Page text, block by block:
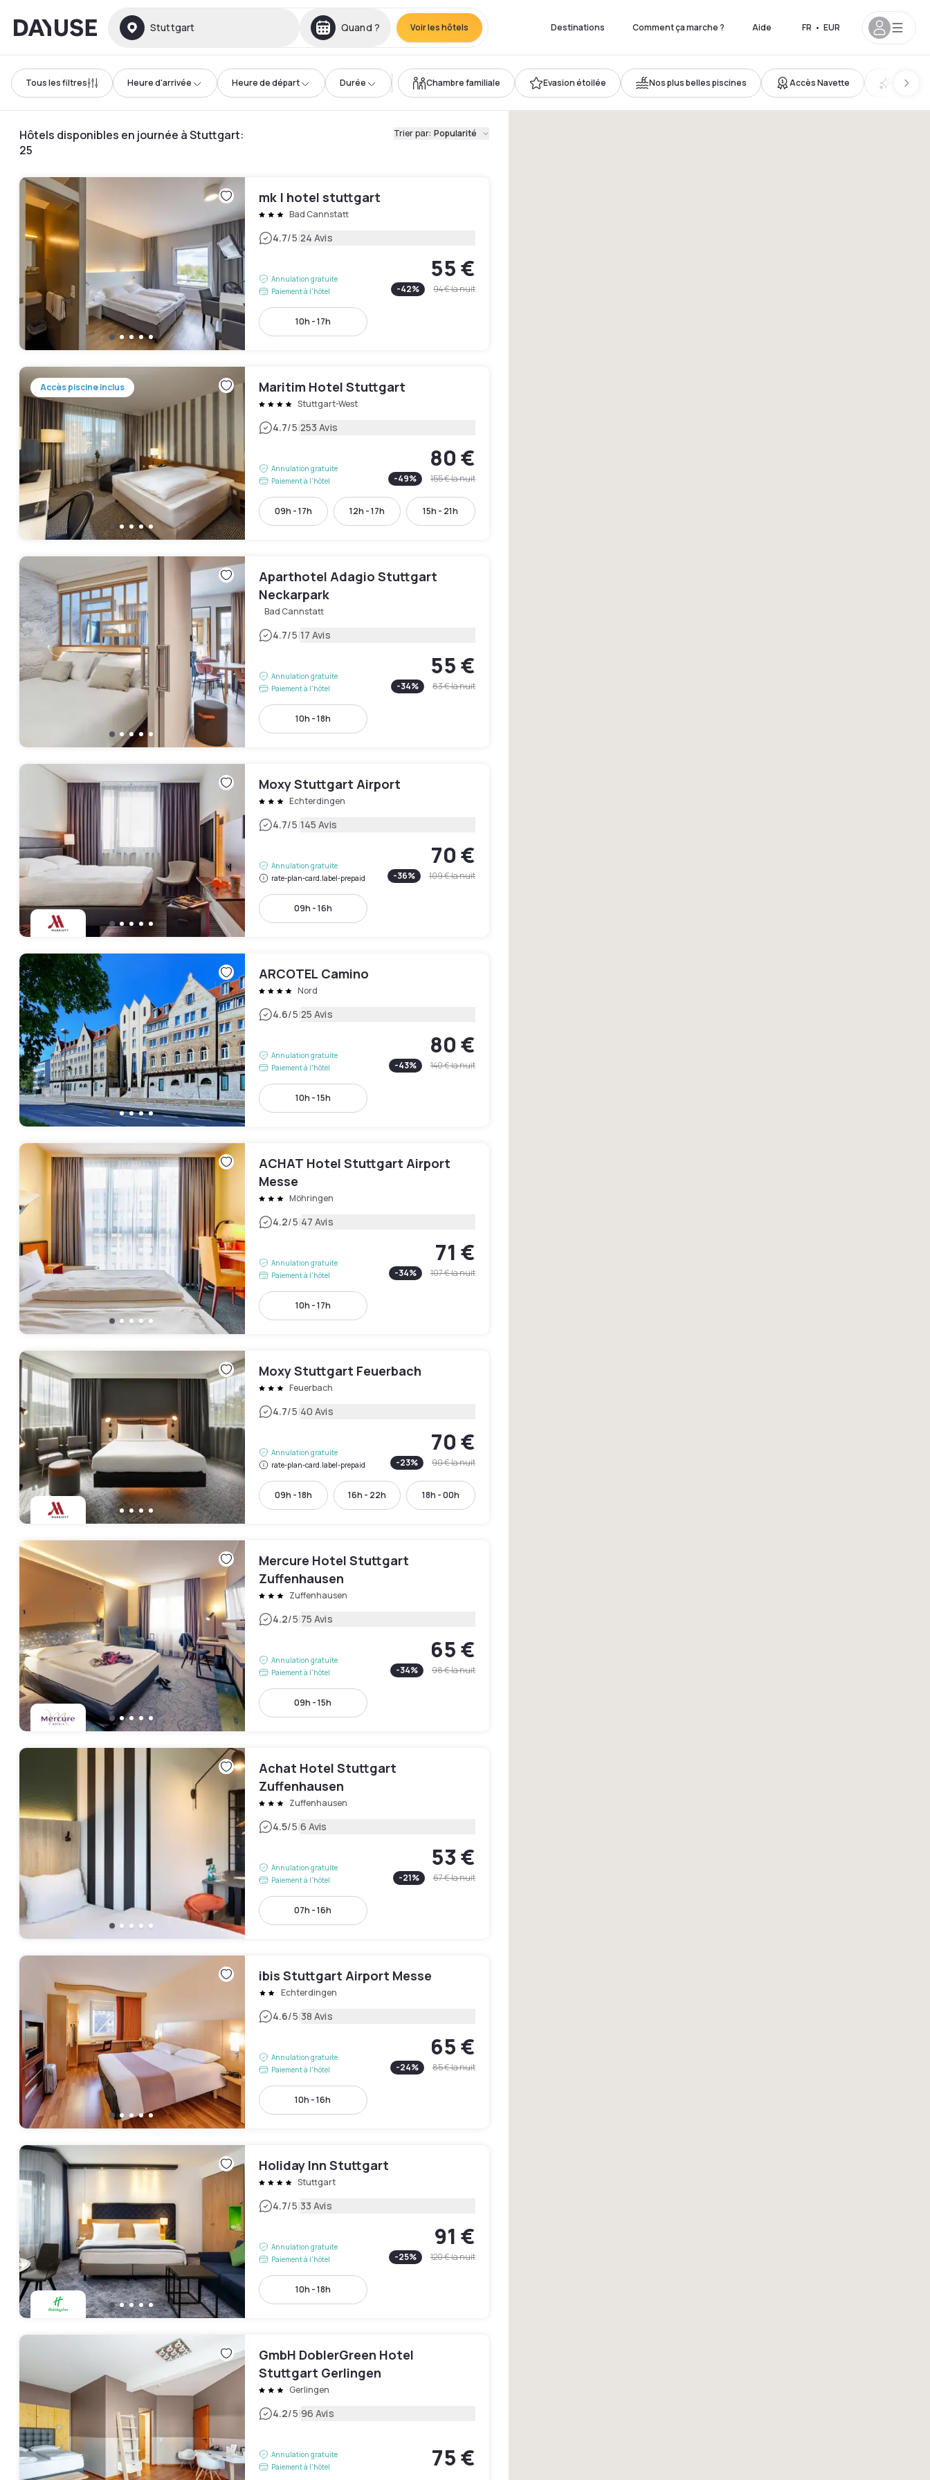
Dayuse Stuttgart Quand ? Voir les hôtels Destinations Comment ça marche ? Aide FR • EUR
Tous les filtres Heure d'arrivée Heure de départ Durée Chambre familiale Evasion étoilée Nos plus belles piscines Accès Navette
Hôtels disponibles en journée à Stuttgart:
25
Trier par: Popularité
mk | hotel stuttgart
Bad Cannstatt
4.7/5|24 Avis
Annulation gratuite
Paiement à l'hôtel
55 €
-42% 94 €la nuit
10h - 17h
Accès piscine inclus Maritim Hotel Stuttgart
Stuttgart-West
4.7/5|253 Avis
Annulation gratuite
Paiement à l'hôtel
80 €
-49% 155 €la nuit
09h - 17h 12h - 17h 15h - 21h
Aparthotel Adagio Stuttgart
Neckarpark
Bad Cannstatt
4.7/5|17 Avis
Annulation gratuite
Paiement à l'hôtel
55 €
-34% 83 €la nuit
10h - 18h
Moxy Stuttgart Airport
Echterdingen
4.7/5|145 Avis
Annulation gratuite
rate-plan-card.label-prepaid
70 €
-36% 109 €la nuit
09h - 16h
ARCOTEL Camino
Nord
4.6/5|25 Avis
Annulation gratuite
Paiement à l'hôtel
80 €
-43% 140 €la nuit
10h - 15h
ACHAT Hotel Stuttgart Airport
Messe
Möhringen
4.2/5|47 Avis
Annulation gratuite
Paiement à l'hôtel
71 €
-34% 107 €la nuit
10h - 17h
Moxy Stuttgart Feuerbach
Feuerbach
4.7/5|40 Avis
Annulation gratuite
rate-plan-card.label-prepaid
70 €
-23% 90 €la nuit
09h - 18h 16h - 22h 18h - 00h
Mercure Hotel Stuttgart
Zuffenhausen
Zuffenhausen
4.2/5|75 Avis
Annulation gratuite
Paiement à l'hôtel
65 €
-34% 98 €la nuit
09h - 15h
Achat Hotel Stuttgart
Zuffenhausen
Zuffenhausen
4.5/5|6 Avis
Annulation gratuite
Paiement à l'hôtel
53 €
-21% 67 €la nuit
07h - 16h
ibis Stuttgart Airport Messe
Echterdingen
4.6/5|38 Avis
Annulation gratuite
Paiement à l'hôtel
65 €
-24% 85 €la nuit
10h - 16h
Holiday Inn Stuttgart
Stuttgart
4.7/5|33 Avis
Annulation gratuite
Paiement à l'hôtel
91 €
-25% 120 €la nuit
10h - 18h
GmbH DoblerGreen Hotel
Stuttgart Gerlingen
Gerlingen
4.2/5|96 Avis
Annulation gratuite
Paiement à l'hôtel
75 €